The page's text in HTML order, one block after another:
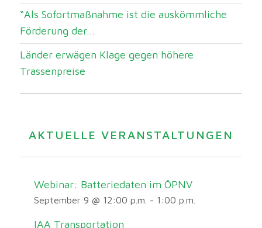
“Als Sofortmaßnahme ist die auskömmliche
Förderung der...
Länder erwägen Klage gegen höhere
Trassenpreise
AKTUELLE VERANSTALTUNGEN
Webinar: Batteriedaten im ÖPNV
September 9 @ 12:00 p.m. - 1:00 p.m.
IAA Transportation